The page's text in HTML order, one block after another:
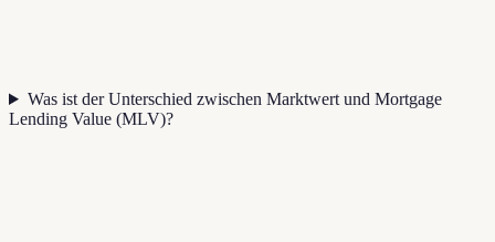
Was ist der Unterschied zwischen Marktwert und Mortgage
Lending Value (MLV)?